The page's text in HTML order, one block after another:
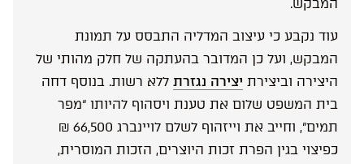
המבקש.
עוד נקבע כי עיצוב המדליה התבסס על תמונת
המבקש, ועל כן המדובר בהעתקה של חלק מהותי של
היצירה וביצירת יצירה נגזרת ללא רשות. בנוסף דחה
בית המשפט שלום את טענת ויסהוף להיותו “מפר
תמים”, וחייב את וייזהוף לשלם לויינברג 66,500 ₪
כפיצוי בגין הפרת זכות היוצרים, הזכות המוסרית,